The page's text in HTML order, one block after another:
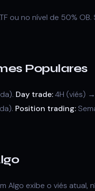
ou no nível de 50%
Populares
Day trade:4H (viés)
Position trading:
exibe o viés atual,